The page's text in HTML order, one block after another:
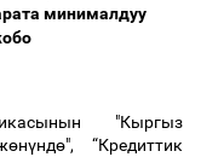
минималдуу
"Кыргыз
өнүндө", “Кредиттик